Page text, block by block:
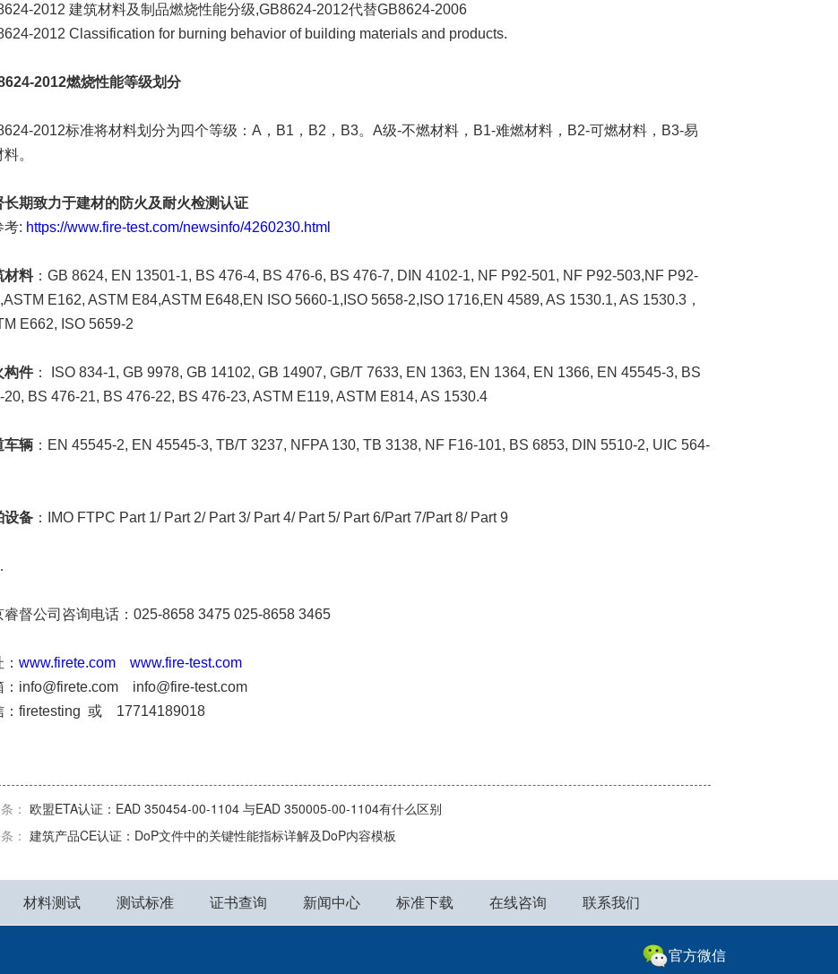
2012 建筑材料及制品燃烧性能分级,GB8624-2012代替GB8624-2006
2012 Classification for burning behavior of building materials and products.
2012燃烧性能等级划分
2012标准将材料划分为四个等级：A，B1，B2，B3。A级-不燃材料，B1-难燃材料，B2-可燃材料，B3-易
。
长期致力于建材的防火及耐火检测认证
考: https://www.fire-test.com/newsinfo/4260230.html
材料：GB 8624, EN 13501-1, BS 476-4, BS 476-6, BS 476-7, DIN 4102-1, NF P92-501, NF P92-503,NF P92-
E162, ASTM E84,ASTM E648,EN ISO 5660-1,ISO 5658-2,ISO 1716,EN 4589, AS 1530.1, AS 1530.3，
E662, ISO 5659-2
构件： ISO 834-1, GB 9978, GB 14102, GB 14907, GB/T 7633, EN 1363, EN 1364, EN 1366, EN 45545-3, BS
20, BS 476-21, BS 476-22, BS 476-23, ASTM E119, ASTM E814, AS 1530.4
车辆 ：EN 45545-2, EN 45545-3, TB/T 3237, NFPA 130, TB 3138, NF F16-101, BS 6853, DIN 5510-2, UIC 564-
设备 ：IMO FTPC Part 1/ Part 2/ Part 3/ Part 4/ Part 5/ Part 6/Part 7/Part 8/ Part 9
睿督公司咨询电话：025-8658 3475 025-8658 3465
www.firete.com
www.fire-test.com
：info@firete.com info@fire-test.com
：firetesting 或 17714189018
： 欧盟ETA认证：EAD 350454-00-1104 与EAD 350005-00-1104有什么区别
： 建筑产品CE认证：DoP文件中的关键性能指标详解及DoP内容模板
材料测试 测试标准 证书查询 新闻中心 标准下载 在线咨询 联系我们
官方微信